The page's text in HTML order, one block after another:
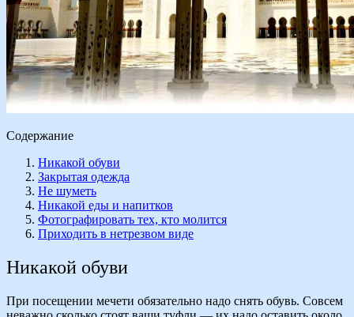
Содержание
Никакой обуви
Закрытая одежда
Не шуметь
Никакой еды и напитков
Фотографировать тех, кто молится
Приходить в нетрезвом виде
Никакой обуви
При посещении мечети обязательно надо снять обувь. Совсем